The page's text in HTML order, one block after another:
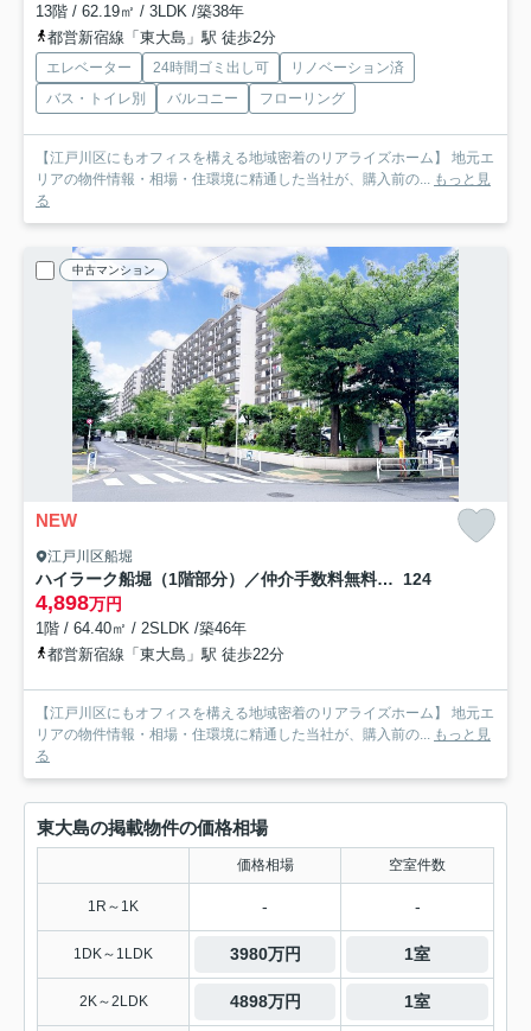
13階 / 62.19㎡ / 3LDK /築38年
都営新宿線「東大島」駅 徒歩2分
エレベーター 24時間ゴミ出し可
リノベーション済
バス・トイレ別
バルコニー フローリング
【江戸川区にもオフィスを構える地域密着のリアライズホーム】 地元エ
リアの物件情報・相場・住環境に精通した当社が、購入前の... もっと見
る
中古マンション
NEW
江戸川区船堀
ハイラーク船堀（1階部分）／仲介手数料無料／内装新規フルリノベーション 124
4,898万円
1階 / 64.40㎡ / 2SLDK /築46年
都営新宿線「東大島」駅 徒歩22分
【江戸川区にもオフィスを構える地域密着のリアライズホーム】 地元エ
リアの物件情報・相場・住環境に精通した当社が、購入前の... もっと見
る
東大島の掲載物件の価格相場
価格相場 空室件数
1R～1K - -
1DK～1LDK 3980万円 1室
2K～2LDK 4898万円 1室